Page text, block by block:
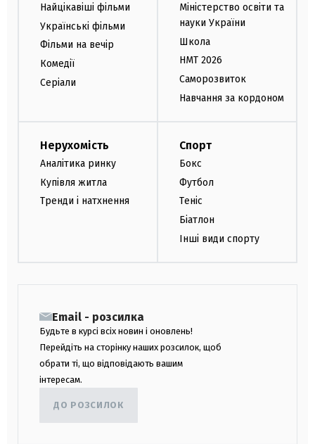
Найцікавіші фільми
Українські фільми
Фільми на вечір
Комедії
Серіали
Міністерство освіти та
науки України
Школа
НМТ 2026
Саморозвиток
Навчання за кордоном
Нерухомість
Аналітика ринку
Купівля житла
Тренди і натхнення
Спорт
Бокс
Футбол
Теніс
Біатлон
Інші види спорту
Email - розсилка
Будьте в курсі всіх новин і оновлень!
Перейдіть на сторінку наших розсилок, щоб
обрати ті, що відповідають вашим
інтересам.
ДО РОЗСИЛОК